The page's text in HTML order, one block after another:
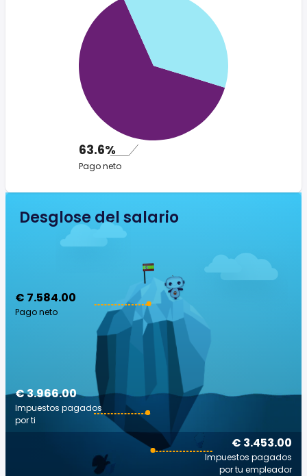
63.6%
Pago neto
Desglose del salario
€ 7.584.00
Pago neto
€ 3.453.00
Impuestos pagados
por tu empleador
€ 3.966.00
Impuestos pagados
por ti